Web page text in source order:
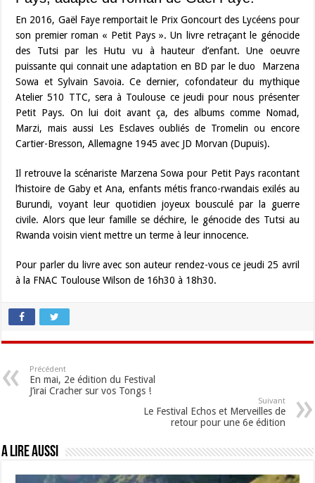
En 2016, Gaël Faye remportait le Prix Goncourt des Lycéens pour
son premier roman « Petit Pays ». Un livre retraçant le génocide
des Tutsi par les Hutu vu à hauteur d’enfant. Une oeuvre
puissante qui connait une adaptation en BD par le duo Marzena
Sowa et Sylvain Savoia. Ce dernier, cofondateur du mythique
Atelier 510 TTC, sera à Toulouse ce jeudi pour nous présenter
Petit Pays. On lui doit avant ça, des albums comme Nomad,
Marzi, mais aussi Les Esclaves oubliés de Tromelin ou encore
Cartier-Bresson, Allemagne 1945 avec JD Morvan (Dupuis).
Il retrouve la scénariste Marzena Sowa pour Petit Pays racontant
l’histoire de Gaby et Ana, enfants métis franco-rwandais exilés au
Burundi, voyant leur quotidien joyeux bousculé par la guerre
civile. Alors que leur famille se déchire, le génocide des Tutsi au
Rwanda voisin vient mettre un terme à leur innocence.
Pour parler du livre avec son auteur rendez-vous ce jeudi 25 avril
à la FNAC Toulouse Wilson de 16h30 à 18h30.
Précédent
En mai, 2e édition du Festival
J’irai Cracher sur vos Tongs !
Suivant
Le Festival Echos et Merveilles de
retour pour une 6e édition
A lire aussi